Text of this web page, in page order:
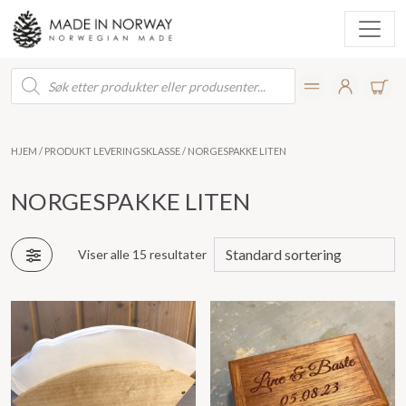
Products
search
HJEM / PRODUKT LEVERINGSKLASSE / NORGESPAKKE LITEN
NORGESPAKKE LITEN
Viser alle 15 resultater